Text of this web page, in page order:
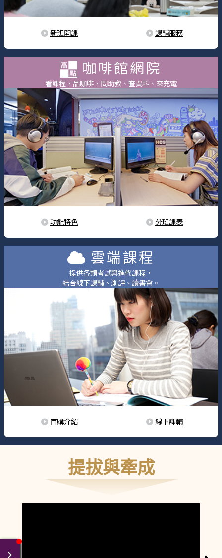
新班開課 課輔服務
咖啡館網院
看課程、品咖啡、問助教、查資料、來充電
功能特色 分班課表
雲端課程
提供各類考試與進修課程，
結合線下課輔、測評、讀書會。
首購介紹 線下課輔
提拔與牽成